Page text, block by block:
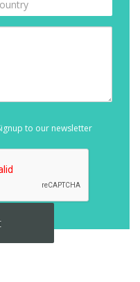
to our newsletter